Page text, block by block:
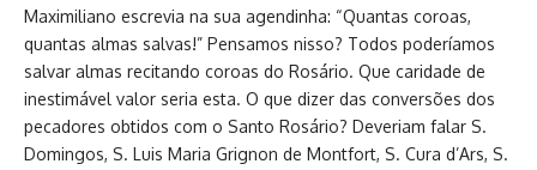
Maximiliano escrevia na sua agendinha: “Quantas coroas,
quantas almas salvas!” Pensamos nisso? Todos poderíamos
salvar almas recitando coroas do Rosário. Que caridade de
inestimável valor seria esta. O que dizer das conversões dos
pecadores obtidos com o Santo Rosário? Deveriam falar S.
Domingos, S. Luis Maria Grignon de Montfort, S. Cura d’Ars, S.